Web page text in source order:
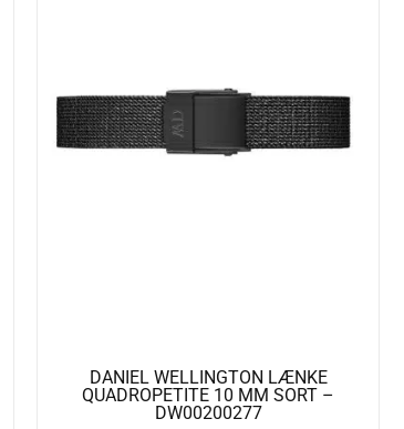
DANIEL WELLINGTON LÆNKE
QUADROPETITE 10 MM SORT –
DW00200277